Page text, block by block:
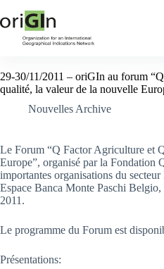
29-30/11/2011 – oriGIn au forum
qualité, la valeur de la nouvelle
Nouvelles Archive
Le Forum “Q Factor Agriculture et
Europe”, organisé par la Fondation
importantes organisations du
Espace Banca Monte Paschi
2011.
Le programme du Forum est
Présentations: